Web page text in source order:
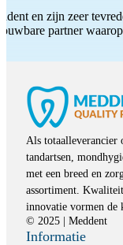
en zijn zeer
partner
Als totaalleverancier
tandartsen,
met een breed en
assortiment.
innovatie vormen de
© 2025 | Meddent
Informatie